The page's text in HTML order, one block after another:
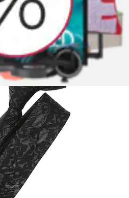
gemustert«
€